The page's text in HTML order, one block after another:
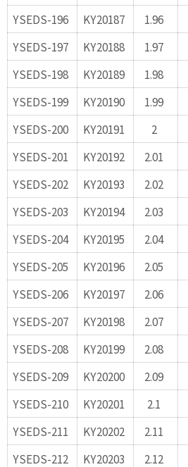
YSEDS-196
KY20187 1.96
YSEDS-197
KY20188 1.97
YSEDS-198
KY20189 1.98
YSEDS-199
KY20190 1.99
YSEDS-200
KY20191 2
YSEDS-201
KY20192 2.01
YSEDS-202
KY20193 2.02
YSEDS-203
KY20194 2.03
YSEDS-204
KY20195 2.04
YSEDS-205
KY20196 2.05
YSEDS-206
KY20197 2.06
YSEDS-207
KY20198 2.07
YSEDS-208
KY20199 2.08
YSEDS-209
KY20200 2.09
YSEDS-210
KY20201 2.1
YSEDS-211
KY20202 2.11
YSEDS-212
KY20203 2.12